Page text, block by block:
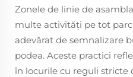
Zonele de linie de
multe activități pe tot
adevărat de semnalizare
podea. Aceste practici
în locurile cu reguli stricte